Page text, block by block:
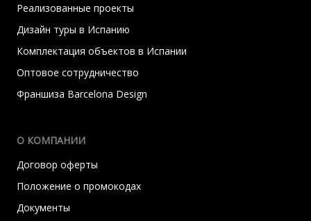
Реализованные проекты
Дизайн туры в Испанию
Комплектация объектов в Испании
Оптовое сотрудничество
Франшиза Barcelona Design
О КОМПАНИИ
Договор оферты
Положение о промокодах
Документы